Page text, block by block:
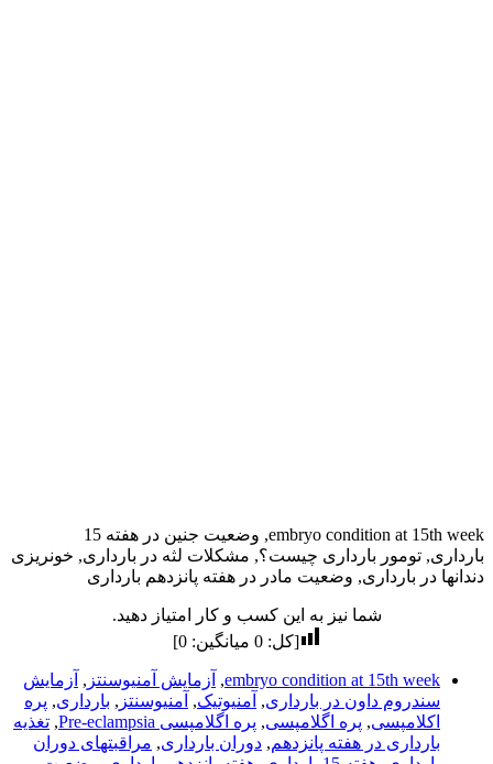
embryo condition at 15th week, وضعیت جنین در هفته 15
بارداری, تومور بارداری چیست؟, مشکلات لثه در بارداری, خونریزی
دندانها در بارداری, وضعیت مادر در هفته پانزدهم بارداری
شما نیز به این کسب و کار امتیاز دهید.
[کل:0 میانگین:0
]
embryo condition at 15th week
, آزمایش آمنیوسنتز , آزمایش
سندروم داون در بارداری, آمنیوتیک, آمنیوسنتز , بارداری, پره
اکلامپسی, پره اگلامپسی, پره اگلامپسی Pre-eclampsia , تغذیه
بارداری در هفته پانزدهم, دوران بارداری, مراقبتهای دوران